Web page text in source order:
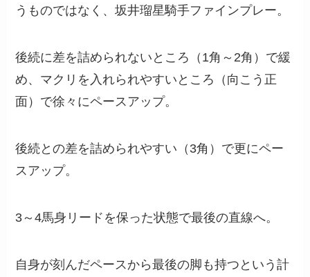
うものではなく、坂井瑠星騎手ファインプレー。
後続に差を詰められないところ（1角～2角）で緩
め、マクリを入れられやすいところ（向こう正
面）で徐々にペースアップ。
後続との差を詰められやすい（3角）で更にペー
スアップ。
3～4馬身リードを保った状態で最後の直線へ。
自身が刻んだペースから最後の脚も持つという計